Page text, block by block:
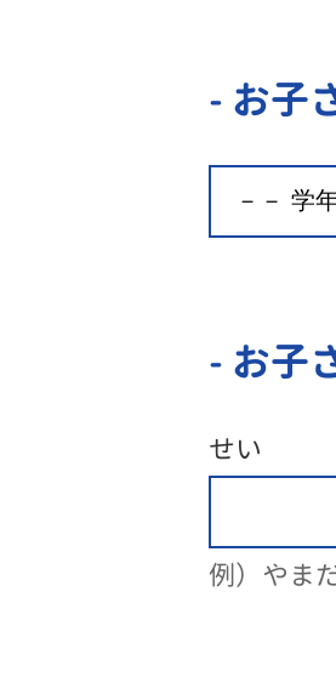
- お子
- お子
せい
例）やま